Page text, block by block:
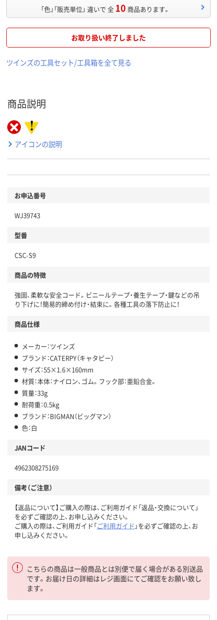
「色」「販売単位」 違いで 全 10 商品あります。
お取り扱い終了しました
ツインズの工具セット/工具箱を全て見る
商品説明
アイコンの説明
お申込番号
WJ39743
型番
CSC-S9
商品の特徴
強固、柔軟な安全コード。ビニールテープ・養生テープ・鍵などの吊
り下げに！簡易的締め付け・結束に。各種工具の落下防止に！
商品仕様
メーカー：ツインズ
ブランド：CATERPY（キャタピー）
サイズ：55×1.6×160mm
材質：本体：ナイロン、ゴム。フック部：亜鉛合金。
質量：33g
耐荷重：0.5kg
ブランド：BIGMAN（ビッグマン）
色：白
JANコード
4962308275169
備考（ご注意）
【返品について】ご購入の際は、ご利用ガイド「返品・交換について」
を必ずご確認の上、お申し込みください。
ご購入の際は、ご利用ガイド「ご利用ガイド 」を必ずご確認の上、お
申し込みください。
こちらの商品は一般商品とは別便で届く場合がある別送品
です。お届け日の詳細はレジ画面にてご確認をお願い致し
ます。